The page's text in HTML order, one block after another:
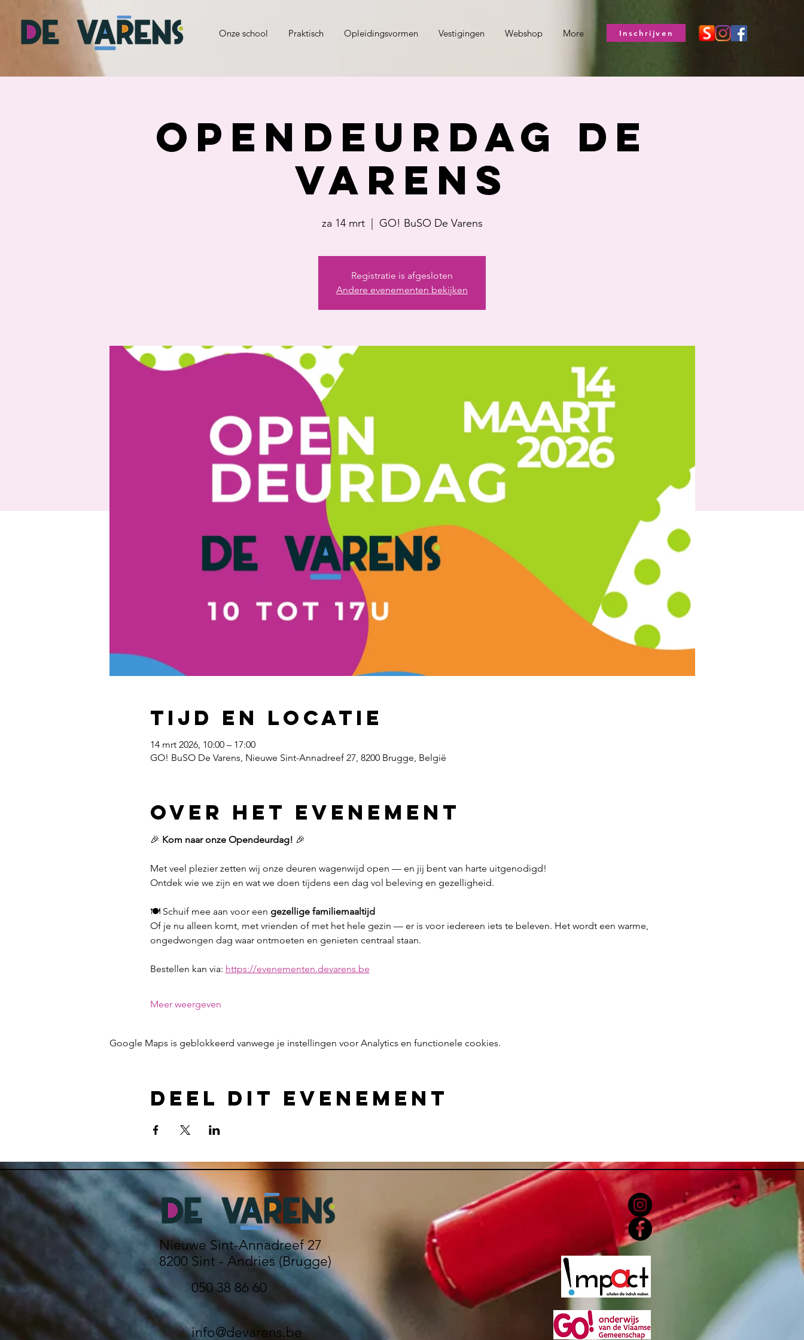
Onze school Praktisch Opleidingsvormen Vestigingen Webshop More Inschrijven
Opendeurdag De
Varens
za 14 mrt
  |
GO! BuSO De Varens
Registratie is afgesloten
Andere evenementen bekijken
Tijd en locatie
14 mrt 2026, 10:00 – 17:00
GO! BuSO De Varens, Nieuwe Sint-Annadreef 27, 8200 Brugge, België
Over het evenement
🎉 Kom naar onze Opendeurdag! 🎉
Met veel plezier zetten wij onze deuren wagenwijd open — en jij bent van harte uitgenodigd!
Ontdek wie we zijn en wat we doen tijdens een dag vol beleving en gezelligheid.
🍽️ Schuif mee aan voor een gezellige familiemaaltijd
Of je nu alleen komt, met vrienden of met het hele gezin — er is voor iedereen iets te beleven. Het wordt een warme,
ongedwongen dag waar ontmoeten en genieten centraal staan.
Bestellen kan via: https://evenementen.devarens.be
Meer weergeven
Google Maps is geblokkeerd vanwege je instellingen voor Analytics en functionele cookies.
Deel dit evenement
Nieuwe Sint-Annadreef 27
8200 Sint - Andries (Brugge)
050 38 86 60
info@devarens.be